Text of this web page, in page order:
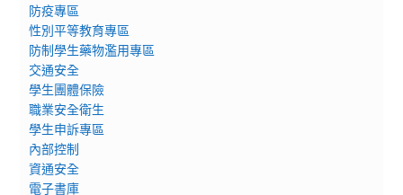
防疫專區
性別平等教育專區
防制學生藥物濫用專區
交通安全
學生團體保險
職業安全衛生
學生申訴專區
內部控制
資通安全
電子書庫